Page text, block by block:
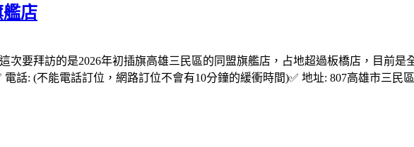
艦店
次要拜訪的是2026年初插旗高雄三民區的同盟旗艦店，占地超過板橋店，目前是
電話: (不能電話訂位，網路訂位不會有10分鐘的緩衝時間)✅ 地址: 807高雄市三民